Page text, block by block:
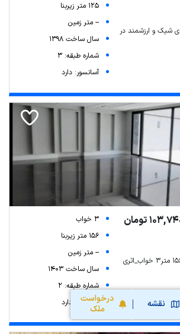
نقشه
درخواست
ملک
شیک و ارزشمند در
125 متر زیربنا
-- متر زمین
سال ساخت 1398
شماره طبقه: 3
آسانسور: دارد
سعادت آباد_۴پارکینگ_۱۵۶ متر۳ خواب_اثری
3 خواب
156 متر زیربنا
-- متر زمین
سال ساخت 1403
شماره طبقه: 2
آسانسور: دارد